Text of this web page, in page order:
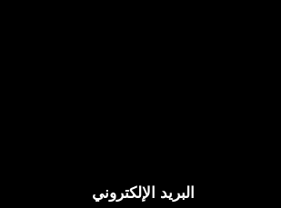
البريد الإلكتروني